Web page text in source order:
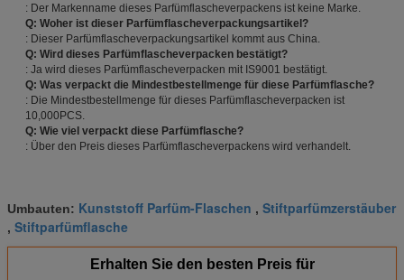
: Der Markenname dieses Parfümflascheverpackens ist keine Marke.
Q: Woher ist dieser Parfümflascheverpackungsartikel?
: Dieser Parfümflascheverpackungsartikel kommt aus China.
Q: Wird dieses Parfümflascheverpacken bestätigt?
: Ja wird dieses Parfümflascheverpacken mit IS9001 bestätigt.
Q: Was verpackt die Mindestbestellmenge für diese Parfümflasche?
: Die Mindestbestellmenge für dieses Parfümflascheverpacken ist
10,000PCS.
Q: Wie viel verpackt diese Parfümflasche?
: Über den Preis dieses Parfümflascheverpackens wird verhandelt.
Umbauten: Kunststoff Parfüm-Flaschen , Stiftparfümzerstäuber
, Stiftparfümflasche
Erhalten Sie den besten Preis für